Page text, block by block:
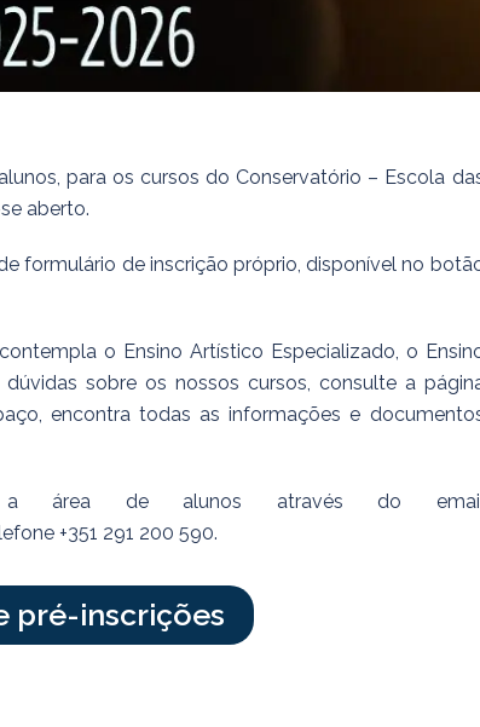
para os cursos do Conservatório – Escola
aberto.
formulário de inscrição próprio, disponível no
o Ensino Artístico Especializado, o
sobre os nossos cursos, consulte a
encontra todas as informações e
a área de alunos através do
+351 291 200 590.
pré-inscrições